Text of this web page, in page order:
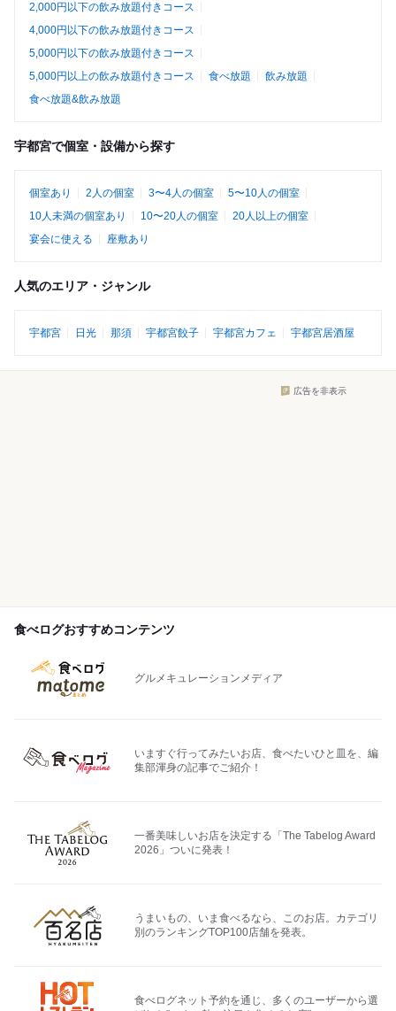
2,000円以下の飲み放題付きコース
4,000円以下の飲み放題付きコース
5,000円以下の飲み放題付きコース
5,000円以上の飲み放題付きコース
食べ放題
飲み放題
食べ放題&飲み放題
宇都宮で個室・設備から探す
個室あり 2人の個室 3〜4人の個室
5〜10人の個室
10人未満の個室あり
10〜20人の個室
20人以上の個室
宴会に使える
座敷あり
人気のエリア・ジャンル
宇都宮 日光 那須 宇都宮餃子 宇都宮カフェ 宇都宮居酒屋
広告を非表示
食べログおすすめコンテンツ
グルメキュレーションメディア
いますぐ行ってみたいお店、食べたいひと皿を、編
集部渾身の記事でご紹介！
一番美味しいお店を決定する「The Tabelog Award
2026」ついに発表！
うまいもの、いま食べるなら、このお店。カテゴリ
別のランキングTOP100店舗を発表。
食べログネット予約を通じ、多くのユーザーから選